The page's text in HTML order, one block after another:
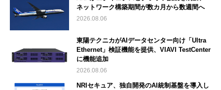
ネットワーク構築期間が数カ月から数週間へ
2026.08.06
東陽テクニカがAIデータセンター向け「Ultra
Ethernet」検証機能を提供、VIAVI TestCenter
に機能追加
2026.08.06
NRIセキュア、独自開発のAI統制基盤を導入し